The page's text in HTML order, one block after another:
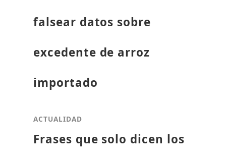
falsear datos sobre
excedente de arroz
importado
ACTUALIDAD
Frases que solo dicen los